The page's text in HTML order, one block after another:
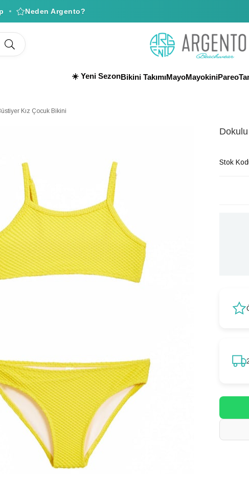
Neden Argento?
☀️ Yeni SezonBikini TakımıMayoMayokiniPareo
Kız Çocuk Bikini
Stok